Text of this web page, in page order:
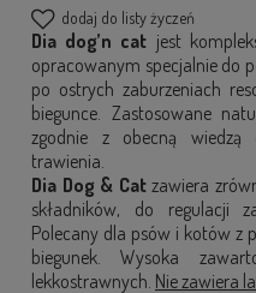
dodaj do listy życzeń
Dia dog’n cat jest
opracowanym specjalnie do
po ostrych zaburzeniach
biegunce. Zastosowane
zgodnie z obecną wiedzą
trawienia.
Dia Dog & Catzawiera
składników, do regulacji
Polecany dla psów i kotów z
biegunek. Wysoka
lekkostrawnych. Nie zawiera